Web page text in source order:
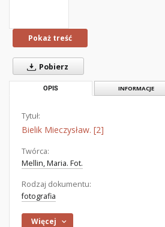
Pokaż treść
Pobierz
OPIS INFORMACJE
Tytuł:
Bielik Mieczysław. [2]
Twórca:
Mellin, Maria. Fot.
Rodzaj dokumentu:
fotografia
Więcej